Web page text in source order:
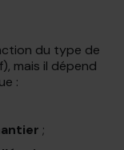
du type de
mais il dépend
:
;